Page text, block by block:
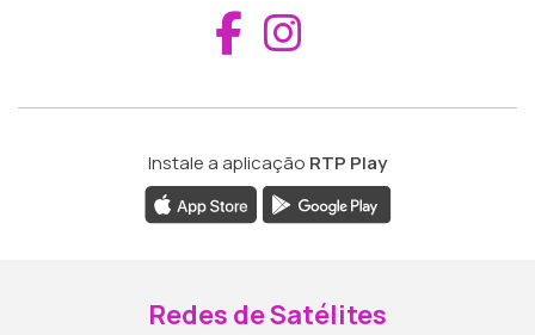
Aceder ao
Instale a aplicação RTP Play
Redes de Satélites